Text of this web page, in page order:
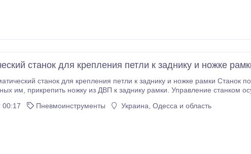
станок для крепления петли к заднику и ножке
станок для крепления петли к заднику и ножке рамки Станок
станком осуществляется при помощи
Производительность, 200-300 шт/час Доставка по Украине.
00:17 Пневмоинструменты Украина, Одесса и область